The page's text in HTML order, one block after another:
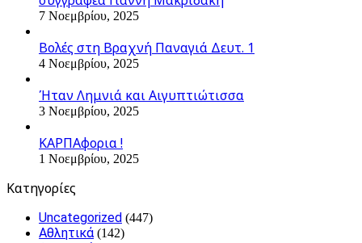
7 Νοεμβρίου, 2025
Βολές στη Βραχνή Παναγιά Δευτ. 1
4 Νοεμβρίου, 2025
Ήταν Λημνιά και Αιγυπτιώτισσα
3 Νοεμβρίου, 2025
ΚΑΡΠΑφορια !
1 Νοεμβρίου, 2025
Kατηγορίες
Uncategorized (447)
Αθλητικά (142)